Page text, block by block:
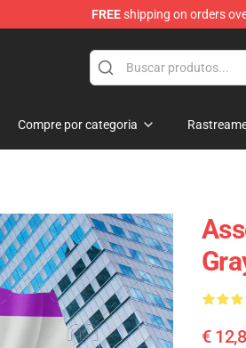
FREEshipping on orders
Compre por categoria
€